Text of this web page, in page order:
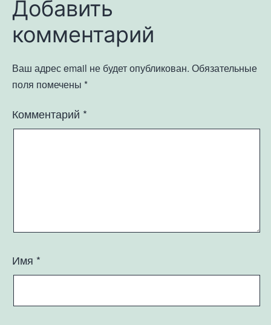
Добавить
комментарий
Ваш адрес email не будет опубликован. Обязательные
поля помечены *
Комментарий *
Имя *